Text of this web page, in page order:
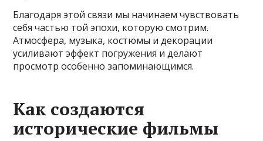
Благодаря этой связи мы начинаем чувствовать
себя частью той эпохи, которую смотрим.
Атмосфера, музыка, костюмы и декорации
усиливают эффект погружения и делают
просмотр особенно запоминающимся.
Как создаются
исторические фильмы